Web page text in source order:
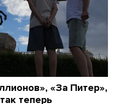
«За Питер»,
теперь